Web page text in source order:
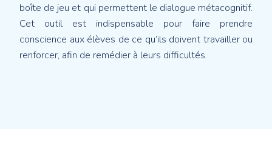
boîte de jeu et qui permettent le dialogue métacognitif.
Cet outil est indispensable pour faire prendre
conscience aux élèves de ce qu’ils doivent travailler ou
renforcer, afin de remédier à leurs difficultés.